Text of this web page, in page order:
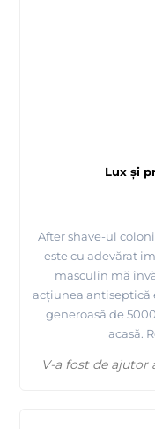
Lux și
After shave-ul
este cu adevărat
masculin mă
acțiunea antiseptică
generoasă de
acasă.
V-a fost de ajutor